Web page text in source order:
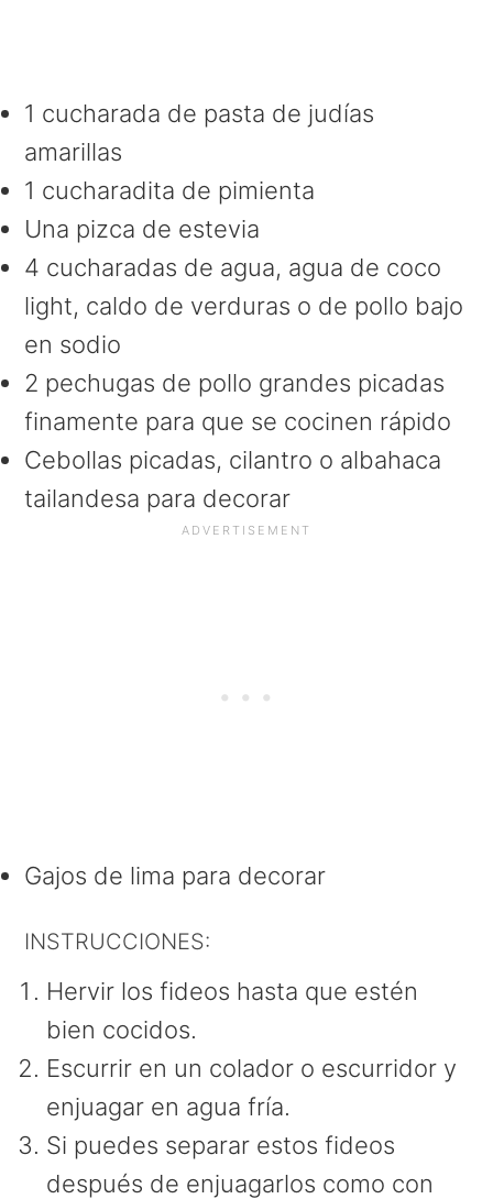
1 cucharada de pasta de judías
amarillas
1 cucharadita de pimienta
Una pizca de estevia
4 cucharadas de agua, agua de coco
light, caldo de verduras o de pollo bajo
en sodio
2 pechugas de pollo grandes picadas
finamente para que se cocinen rápido
Cebollas picadas, cilantro o albahaca
tailandesa para decorar
Gajos de lima para decorar
INSTRUCCIONES:
Hervir los fideos hasta que estén
bien cocidos.
Escurrir en un colador o escurridor y
enjuagar en agua fría.
Si puedes separar estos fideos
después de enjuagarlos como con